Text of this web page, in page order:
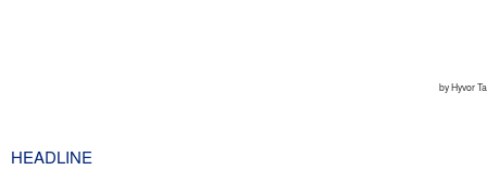
HEADLINE